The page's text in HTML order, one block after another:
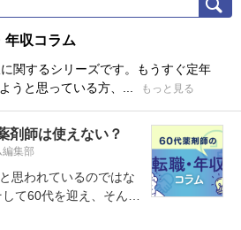
年収コラム
関するシリーズです。もうすぐ定年
うと思っている方、...
もっと見る
剤師は使えない？
集部
思われているのではな
て60代を迎え、そんな